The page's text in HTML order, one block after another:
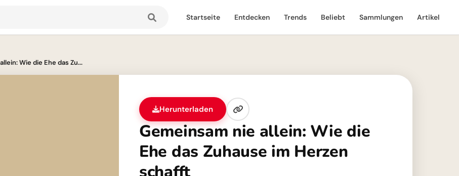
Startseite Entdecken Trends Beliebt Sammlungen Artikel
Wie die Ehe das Zu...
Herunterladen
Gemeinsam nie allein: Wie die
Ehe das Zuhause im Herzen